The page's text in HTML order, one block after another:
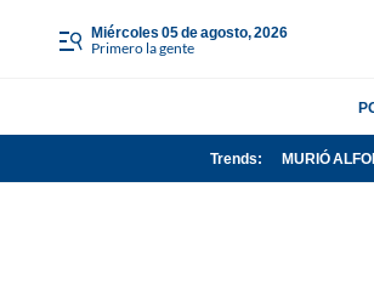
miércoles 05 de agosto, 2026
Primero la gente
Trends: MURIÓ